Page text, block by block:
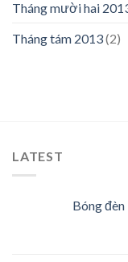
Tháng mười hai
Tháng tám 2013(2)
LATEST
Bóng